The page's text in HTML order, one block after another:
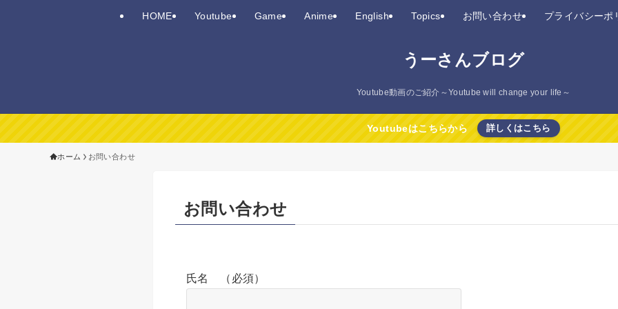
うーさんブログ
Youtube動画のご紹介～Youtube will change your life～
HOME Youtube Game Anime English Topics お問い合わせ プライバシーポ
Youtubeはこちらから 詳しくはこちら
ホーム お問い合わせ
お問い合わせ
氏名 （必須）